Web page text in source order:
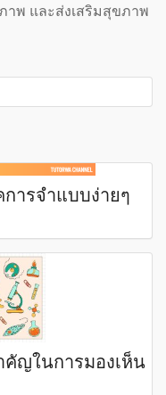
าพ และส่งเสริมสุขภาพ
ารจำแบบง่ายๆ
คัญในการมองเห็น